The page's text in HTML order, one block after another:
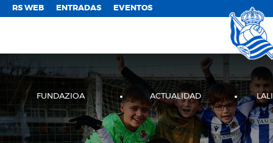
RS WEB ENTRADAS EVENTOS
FUNDAZIOA ACTUALIDAD